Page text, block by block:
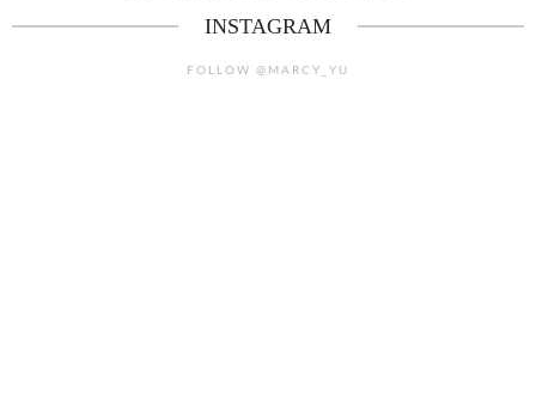
INSTAGRAM
FOLLOW @MARCY_YU